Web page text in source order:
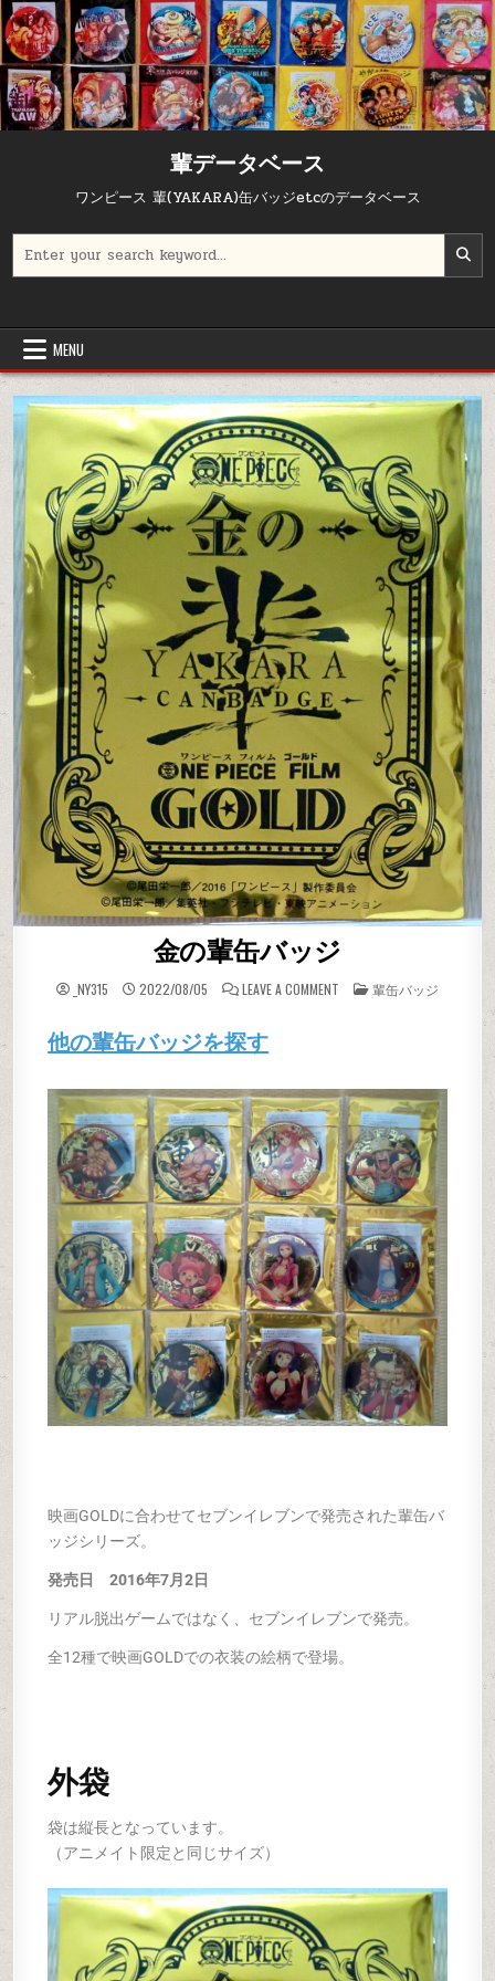
輩データベース
ワンピース 輩(YAKARA)缶バッジetcのデータベース
MENU
金の輩缶バッジ
_NY315 2022/08/05 LEAVE A COMMENT ON 金の輩缶バッジ
POSTED IN
輩缶バッジ
他の輩缶バッジを探す
映画GOLDに合わせてセブンイレブンで発売された輩缶バ
ッジシリーズ。
発売日 2016年7月2日
リアル脱出ゲームではなく、セブンイレブンで発売。
全12種で映画GOLDでの衣装の絵柄で登場。
外袋
袋は縦長となっています。
（アニメイト限定と同じサイズ）